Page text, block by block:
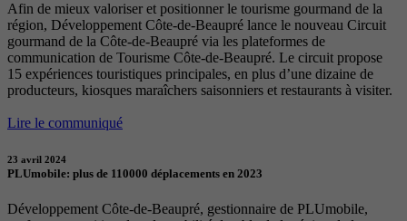
Afin de mieux valoriser et positionner le tourisme gourmand de la
région, Développement Côte-de-Beaupré lance le nouveau Circuit
gourmand de la Côte-de-Beaupré via les plateformes de
communication de Tourisme Côte-de-Beaupré. Le circuit propose
15 expériences touristiques principales, en plus d’une dizaine de
producteurs, kiosques maraîchers saisonniers et restaurants à visiter.
Lire le communiqué
23 avril 2024
PLUmobile: plus de 110000 déplacements en 2023
Développement Côte-de-Beaupré, gestionnaire de PLUmobile,